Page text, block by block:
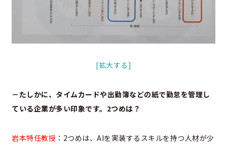
[拡大する]
－たしかに、タイムカードや出勤簿などの紙で勤怠を管理し
ている企業が多い印象です。2つめは？
岩本特任教授 ：2つめは、AIを実装するスキルを持つ人材が少